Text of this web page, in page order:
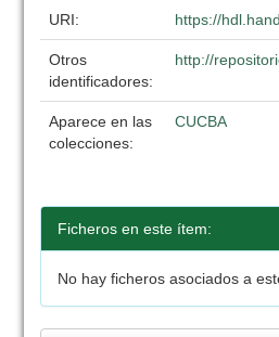
URI: https://
Otros
identificadores:
http://
Aparece en las
colecciones:
CUCBA
Ficheros en este ítem:
No hay ficheros asociados a